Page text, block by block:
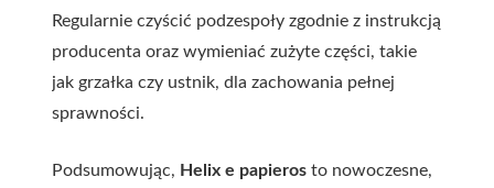
Regularnie czyścić podzespoły zgodnie z instrukcją
producenta oraz wymieniać zużyte części, takie
jak grzałka czy ustnik, dla zachowania pełnej
sprawności.
Podsumowując, Helix e papieros to nowoczesne,